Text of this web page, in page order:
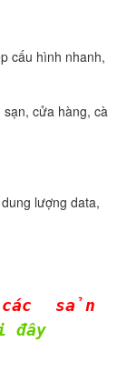
cấu hình nhanh,
cửa hàng, cà
lượng data,
sản
đây